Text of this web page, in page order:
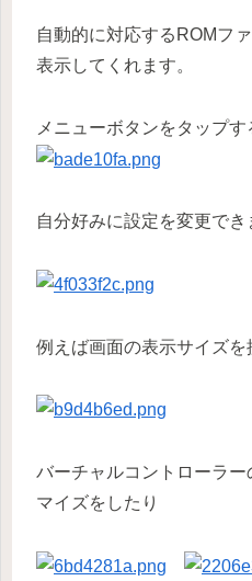
自動的に対応するROMフ
表示してくれます。
メニューボタンをタップす
自分好みに設定を変更でき
例えば画面の表示サイズを
バーチャルコントローラ
マイズをしたり